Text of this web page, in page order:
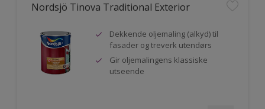
Nordsjö Tinova Traditional Exterior
Dekkende oljemaling (alkyd) til
fasader og treverk utendørs
Gir oljemalingens klassiske
utseende